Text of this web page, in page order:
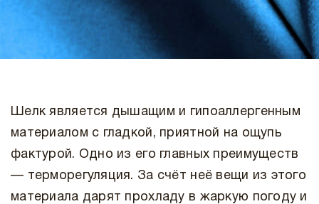
Шелк является дышащим и гипоаллергенным
материалом с гладкой, приятной на ощупь
фактурой. Одно из его главных преимуществ
— терморегуляция. За счёт неё вещи из этого
материала дарят прохладу в жаркую погоду и